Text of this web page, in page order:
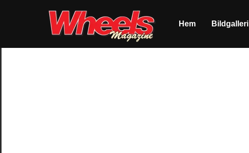
Hem Bildgalleri